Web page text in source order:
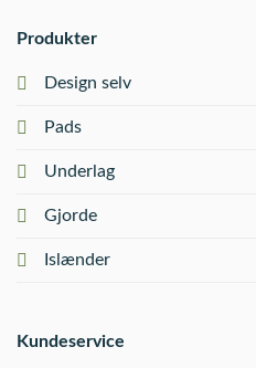
Produkter
Design selv
Pads
Underlag
Gjorde
Islænder
Kundeservice